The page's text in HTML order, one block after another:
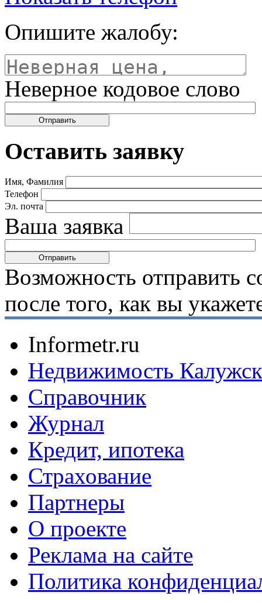
Опишите жалобу:
Неверное кодовое слово
Оставить заявку
Имя, Фамилия
Телефон
Эл. почта
Ваша заявка
Возможность отправить
после того, как вы
Informetr.ru
Недвижимость
Справочник
Журнал
Кредит, ипотека
Страхование
Партнеры
O проекте
Реклама на сайте
Политика